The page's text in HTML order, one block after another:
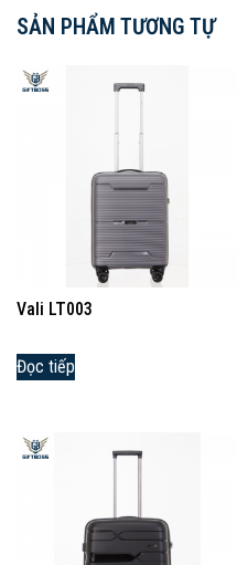
SẢN PHẨM TƯƠNG TỰ
Vali LT003
Đọc tiếp